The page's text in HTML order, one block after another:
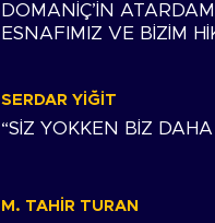
DOMANİÇ’İN
ESNAFIMIZ VE BİZİM
SERDAR YIĞIT
“SİZ YOKKEN BİZ
M. TAHIR TURAN